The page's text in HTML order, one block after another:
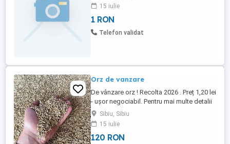
15 iulie
1 RON
Telefon validat
Orz de vanzare
De vânzare orz ! Recolta 2026 . Preț 1,20 lei
- ușor negociabil. Pentru mai multe detalii
vă aștept la numărul de telefon 0 7 5 5 2 8
8 7 7 5 SAU 0 7 8 7 3 8 5 2 9 1 . Locație :
Slimnic , județul Sibiu .
Sibiu, Sibiu
15 iulie
120 RON